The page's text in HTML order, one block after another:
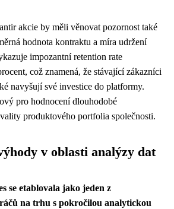
akcie by měli věnovat pozornost také
hodnota kontraktu a míra udržení
impozantní retention rate
což znamená, že stávající zákazníci
navyšují své investice do platformy.
pro hodnocení dlouhodobé
produktového portfolia společnosti.
v oblasti analýzy dat
se etablovala jako jeden z
na trhu s pokročilou analytickou